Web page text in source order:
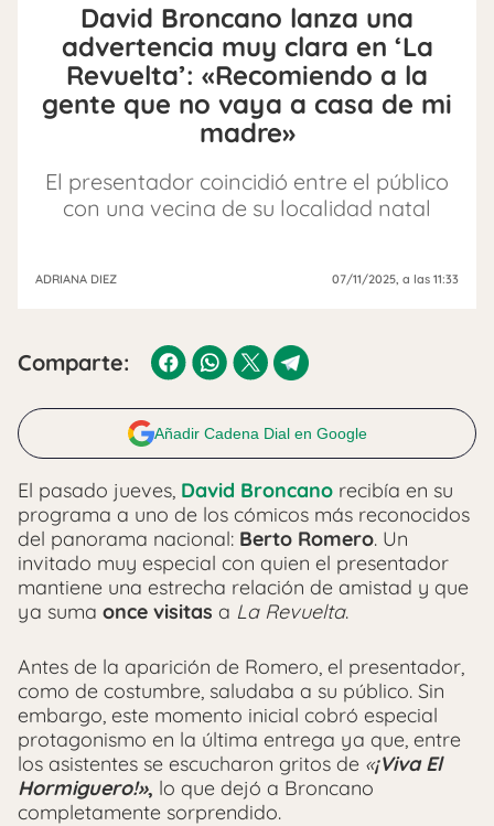
David Broncano lanza una
advertencia muy clara en ‘La
Revuelta’: «Recomiendo a la
gente que no vaya a casa de mi
madre»
El presentador coincidió entre el público
con una vecina de su localidad natal
ADRIANA DIEZ 07/11/2025, a las 11:33
Comparte:
Añadir Cadena Dial en Google
El pasado jueves, David Broncano recibía en su
programa a uno de los cómicos más reconocidos
del panorama nacional: Berto Romero. Un
invitado muy especial con quien el presentador
mantiene una estrecha relación de amistad y que
ya suma once visitas a La Revuelta.
Antes de la aparición de Romero, el presentador,
como de costumbre, saludaba a su público. Sin
embargo, este momento inicial cobró especial
protagonismo en la última entrega ya que, entre
los asistentes se escucharon gritos de «¡Viva El
Hormiguero!», lo que dejó a Broncano
completamente sorprendido.